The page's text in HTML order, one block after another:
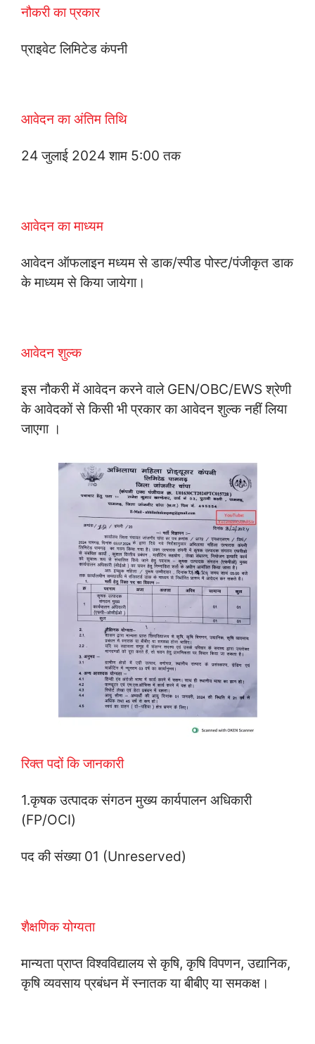
नौकरी का प्रकार
प्राइवेट लिमिटेड कंपनी
आवेदन का अंतिम तिथि
24 जुलाई 2024 शाम 5:00 तक
आवेदन का माध्यम
आवेदन ऑफलाइन मध्यम से डाक/स्पीड पोस्ट/पंजीकृत डाक
के माध्यम से किया जायेगा।
आवेदन शुल्क
इस नौकरी में आवेदन करने वाले GEN/OBC/EWS श्रेणी
के आवेदकों से किसी भी प्रकार का आवेदन शुल्क नहीं लिया
जाएगा ।
रिक्त पदों कि जानकारी
1.कृषक उत्पादक संगठन मुख्य कार्यपालन अधिकारी
(FP/OCI)
पद की संख्या 01 (Unreserved)
शैक्षणिक योग्यता
मान्यता प्राप्त विश्वविद्यालय से कृषि, कृषि विपणन, उद्यानिक,
कृषि व्यवसाय प्रबंधन में स्नातक या बीबीए या समकक्ष।